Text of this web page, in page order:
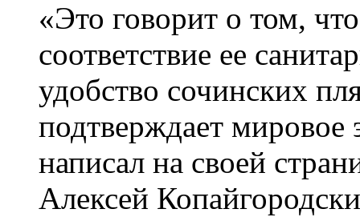
«Это говорит о том,
соответствие ее
удобство сочинских
подтверждает
написал на своей
Алексей